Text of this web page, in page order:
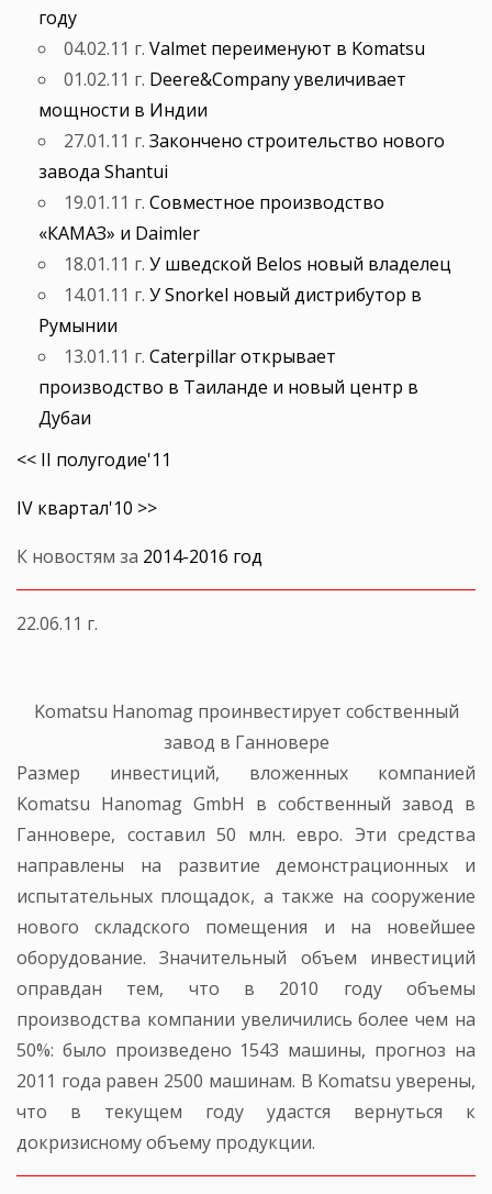
году
04.02.11 г. Valmet переименуют в Komatsu
01.02.11 г. Deere&Company увеличивает
мощности в Индии
27.01.11 г. Закончено строительство нового
завода Shantui
19.01.11 г. Совместное производство
«КАМАЗ» и Daimler
18.01.11 г. У шведской Belos новый владелец
14.01.11 г. У Snorkel новый дистрибутор в
Румынии
13.01.11 г. Caterpillar открывает
производство в Таиланде и новый центр в
Дубаи
<< II полугодие'11
IV квартал'10 >>
К новостям за 2014-2016 год
22.06.11 г.
Komatsu Hanomag проинвестирует собственный
завод в Ганновере
Размер инвестиций, вложенных компанией
Komatsu Hanomag GmbH в собственный завод в
Ганновере, составил 50 млн. евро. Эти средства
направлены на развитие демонстрационных и
испытательных площадок, а также на сооружение
нового складского помещения и на новейшее
оборудование. Значительный объем инвестиций
оправдан тем, что в 2010 году объемы
производства компании увеличились более чем на
50%: было произведено 1543 машины, прогноз на
2011 года равен 2500 машинам. В Komatsu уверены,
что в текущем году удастся вернуться к
докризисному объему продукции.